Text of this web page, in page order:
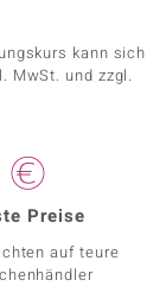
kann sich
MwSt. und zzgl.
Preise
auf teure